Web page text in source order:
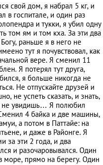
свой дом, я набрал 5 кг, и
в госпитале, и один раз
и тукки, я убил одну
том ям и том кха. За эти два
раньше я в него не
тут я почувствовал, как
вере. Я сменил 11
Я потерял тут друга,
я больше никогда не
Не отпускайте друзей и
не успеть сказать, и знать,
не увидишь… Я полюбил
4 байка и две машины,
а потом в Паттайе: на
и даже в Районге. Я
за эти 2 года, и два
и разочаровывался. Один
море, прямо на берегу. Один